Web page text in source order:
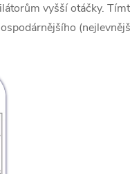
vyšší otáčky.